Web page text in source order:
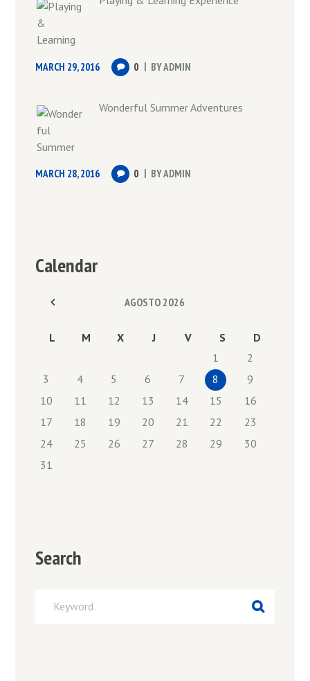
MARCH 29, 2016 0 BYADMIN
Wonderful Summer Adventures
MARCH 28, 2016 0 BYADMIN
Calendar
AGOSTO 2026
L M X J V S
D
1
2
3
4 5 6 7 8
9
10
11 12 13 14 15
16
17
18 19 20 21 22
23
24
25 26 27 28 29
30
31
Search